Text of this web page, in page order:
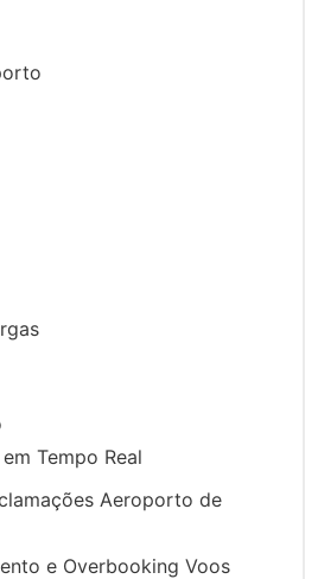
Tempo Real
Aeroporto de
e Overbooking Voos